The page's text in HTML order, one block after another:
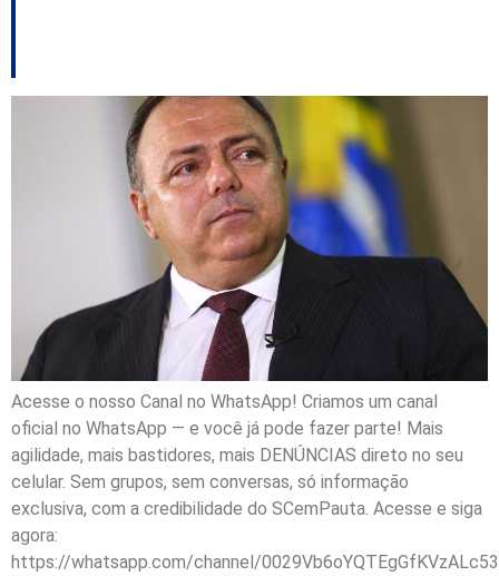
Acesse o nosso Canal no WhatsApp! Criamos um canal
oficial no WhatsApp — e você já pode fazer parte! Mais
agilidade, mais bastidores, mais DENÚNCIAS direto no seu
celular. Sem grupos, sem conversas, só informação
exclusiva, com a credibilidade do SCemPauta. Acesse e siga
agora:
https://whatsapp.com/channel/